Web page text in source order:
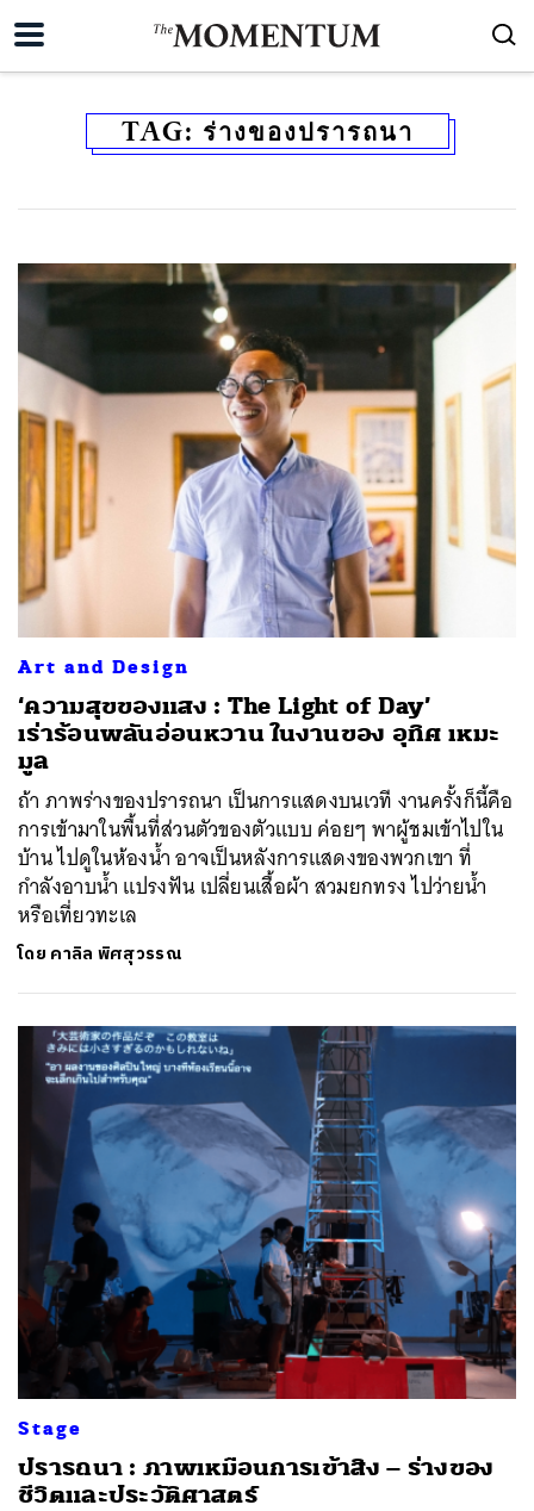
TAG: ร่างของปรารถนา
Art and Design
‘ความสุขของแสง : The Light of Day’
เร่าร้อนพลันอ่อนหวาน ในงานของ อุทิศ เหมะ
มูล
ถ้า ภาพร่างของปรารถนา เป็นการแสดงบนเวที งานครั้งก็นี้คือ
การเข้ามาในพื้นที่ส่วนตัวของตัวแบบ ค่อยๆ พาผู้ชมเข้าไปใน
บ้าน ไปดูในห้องน้ำ อาจเป็นหลังการแสดงของพวกเขา ที่
กำลังอาบน้ำ แปรงฟัน เปลี่ยนเสื้อผ้า สวมยกทรง ไปว่ายน้ำ
หรือเที่ยวทะเล
โดย คาลิล พิศสุวรรณ
Stage
ปรารถนา : ภาพเหมือนการเข้าสิง – ร่างของ
ชีวิตและประวัติศาสตร์